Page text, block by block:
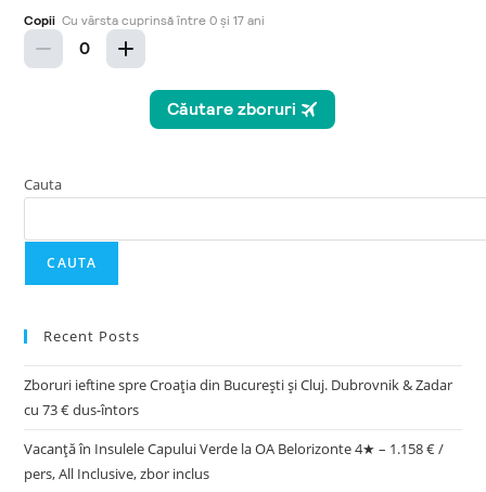
Cauta
CAUTA
Recent Posts
Zboruri ieftine spre Croația din București și Cluj. Dubrovnik & Zadar
cu 73 € dus-întors
Vacanță în Insulele Capului Verde la OA Belorizonte 4★ – 1.158 € /
pers, All Inclusive, zbor inclus